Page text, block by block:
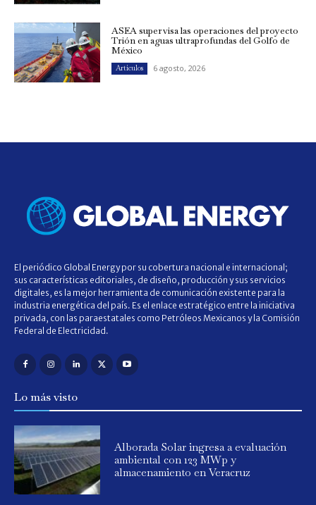
ASEA supervisa las operaciones del proyecto
Trión en aguas ultraprofundas del Golfo de
México
Artículos 6 agosto, 2026
El periódico Global Energy por su cobertura nacional e internacional;
sus características editoriales, de diseño, producción y sus servicios
digitales, es la mejor herramienta de comunicación existente para la
industria energética del país. Es el enlace estratégico entre la iniciativa
privada, con las paraestatales como Petróleos Mexicanos y la Comisión
Federal de Electricidad.
Lo más visto
Alborada Solar ingresa a evaluación
ambiental con 123 MWp y
almacenamiento en Veracruz